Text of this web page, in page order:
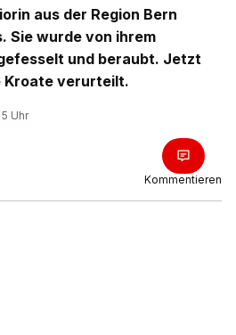
aus der Region Bern
Sie wurde von ihrem
und beraubt. Jetzt
Kroate verurteilt.
Uhr
Kommentieren